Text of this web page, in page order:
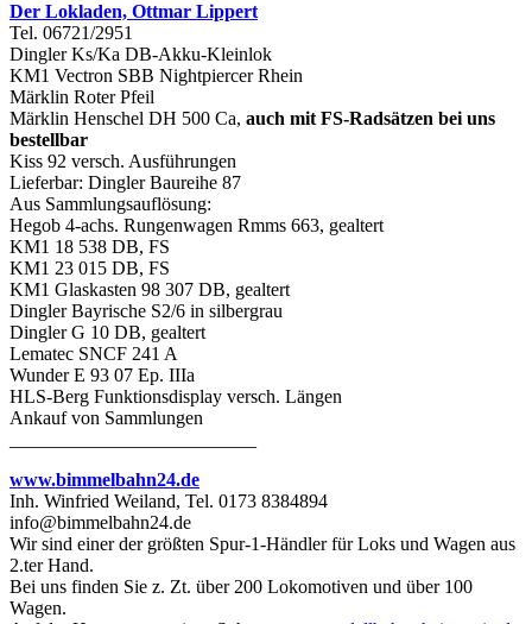
Der Lokladen, Ottmar Lippert
Tel. 06721/2951
Dingler Ks/Ka DB-Akku-Kleinlok
KM1 Vectron SBB Nightpiercer Rhein
Märklin Roter Pfeil
Märklin Henschel DH 500 Ca, auch mit FS-Radsätzen bei uns
bestellbar
Kiss 92 versch. Ausführungen
Lieferbar: Dingler Baureihe 87
Aus Sammlungsauflösung:
Hegob 4-achs. Rungenwagen Rmms 663, gealtert
KM1 18 538 DB, FS
KM1 23 015 DB, FS
KM1 Glaskasten 98 307 DB, gealtert
Dingler Bayrische S2/6 in silbergrau
Dingler G 10 DB, gealtert
Lematec SNCF 241 A
Wunder E 93 07 Ep. IIIa
HLS-Berg Funktionsdisplay versch. Längen
Ankauf von Sammlungen
www.bimmelbahn24.de
Inh. Winfried Weiland, Tel. 0173 8384894
info@bimmelbahn24.de
Wir sind einer der größten Spur-1-Händler für Loks und Wagen aus
2.ter Hand.
Bei uns finden Sie z. Zt. über 200 Lokomotiven und über 100
Wagen.